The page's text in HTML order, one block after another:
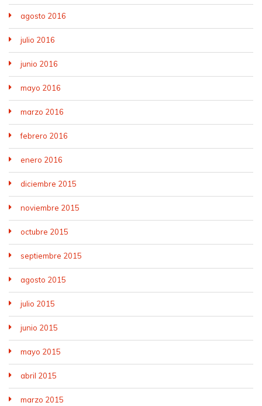
agosto 2016
julio 2016
junio 2016
mayo 2016
marzo 2016
febrero 2016
enero 2016
diciembre 2015
noviembre 2015
octubre 2015
septiembre 2015
agosto 2015
julio 2015
junio 2015
mayo 2015
abril 2015
marzo 2015